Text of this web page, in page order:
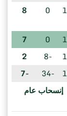
0
8
0
7
-8
2
-34
-7
إنسحاب عام